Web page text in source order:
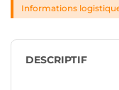
Informations
DESCRIPTIF